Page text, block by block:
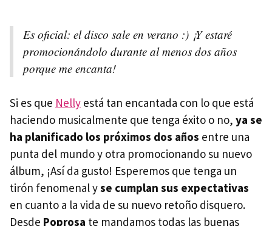
Es oficial: el disco sale en verano :) ¡Y estaré
promocionándolo durante al menos dos años
porque me encanta!
Si es que Nelly está tan encantada con lo que está
haciendo musicalmente que tenga éxito o no, ya se
ha planificado los próximos dos años entre una
punta del mundo y otra promocionando su nuevo
álbum, ¡Así da gusto! Esperemos que tenga un
tirón fenomenal yse cumplan sus expectativas
en cuanto a la vida de su nuevo retoño disquero.
Desde Poprosa te mandamos todas las buenas